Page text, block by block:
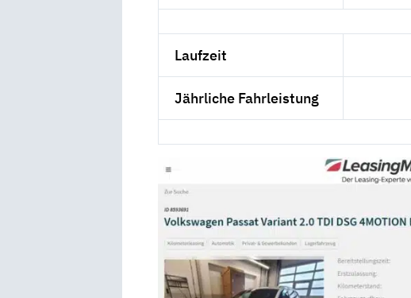
Laufzeit
Jährliche Fahrleistung